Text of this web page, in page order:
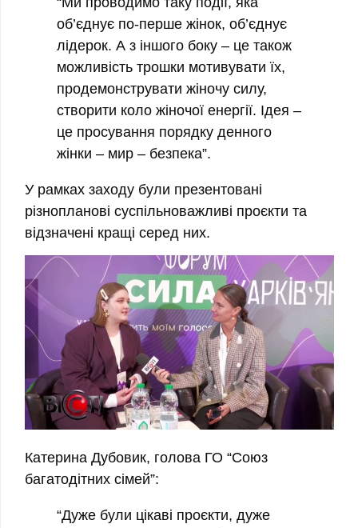
об’єднує по-перше жінок, об’єднує
лідерок. А з іншого боку – це також
можливість трошки мотивувати їх,
продемонструвати жіночу силу,
створити коло жіночої енергії. Ідея –
це просування порядку денного
жінки – мир – безпека”.
У рамках заходу були презентовані
різнопланові суспільноважливі проєкти та
відзначені кращі серед них.
Катерина Дубовик, голова ГО “Союз
багатодітних сімей”:
“Дуже були цікаві проєкти, дуже